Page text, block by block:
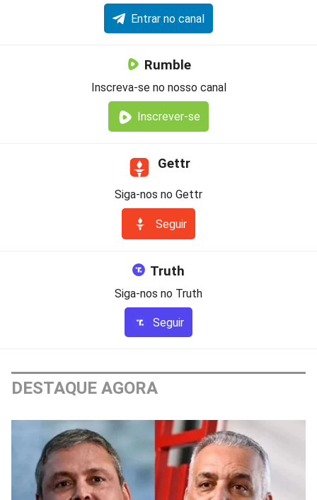
Entrar no canal
Rumble
Inscreva-se no nosso canal
Inscrever-se
Gettr
Siga-nos no Gettr
Seguir
Truth
Siga-nos no Truth
Seguir
DESTAQUE AGORA